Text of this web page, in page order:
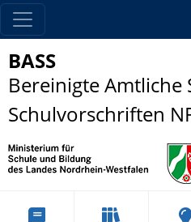
BASS
Bereinigte Amtliche
Schulvorschriften